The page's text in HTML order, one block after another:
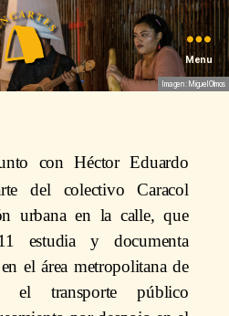
Menu
Imagen: Miguel Olmos
con Héctor Eduardo
del colectivo Caracol
urbana en la calle, que
estudia y documenta
el área metropolitana de
el transporte público